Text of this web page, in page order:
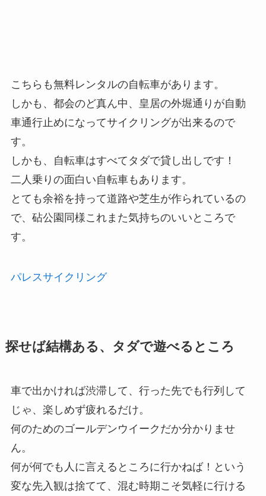
こちらも無料レンタルの自転車があります。
しかも、都会のど真ん中、皇居の外堀通りが自動
車通行止めになってサイクリングが出来るので
す。
しかも、自転車はすべてタダで貸し出しです！
二人乗りの面白い自転車もあります。
とても余裕を持って道路や芝生が作られているの
で、砧公園同様これまた気持ちのいいところで
す。
パレスサイクリング
探せば結構ある、タダで遊べるところ
車で出かければ渋滞して、行った先でも行列して
じゃ、楽しめず疲れるだけ。
何のためのゴールデンウイークだか分かりませ
ん。
何が何でも人に言えるところに行かねば！という
変な先入観は捨てて、混む時期こそ気軽に行ける